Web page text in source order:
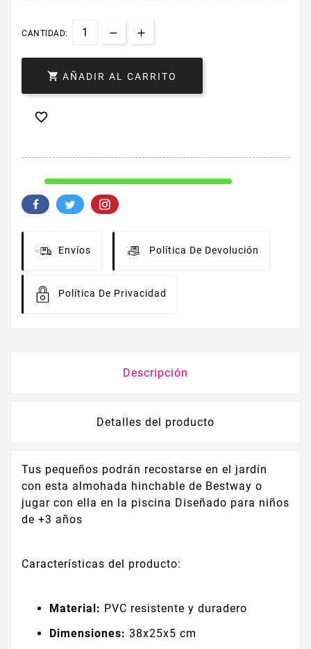
CANTIDAD:
 AÑADIR AL CARRITO

Envíos Política De Devolución
Política De Privacidad
Descripción
Detalles del producto
Tus pequeños podrán recostarse en el jardín
con esta almohada hinchable de Bestway o
jugar con ella en la piscina Diseñado para niños
de +3 años
Características del producto:
Material: PVC resistente y duradero
Dimensiones: 38x25x5 cm